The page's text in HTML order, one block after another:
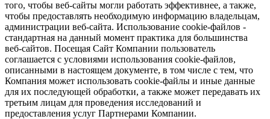
того, чтобы веб-сайты могли работать эффективнее, а также,
чтобы предоставлять необходимую информацию владельцам,
администрации веб-сайта. Использование cookie-файлов -
стандартная на данный момент практика для большинства
веб-сайтов. Посещая Сайт Компании пользователь
соглашается с условиями использования cookie-файлов,
описанными в настоящем документе, в том числе с тем, что
Компания может использовать cookie-файлы и иные данные
для их последующей обработки, а также может передавать их
третьим лицам для проведения исследований и
предоставления услуг Партнерами Компании.